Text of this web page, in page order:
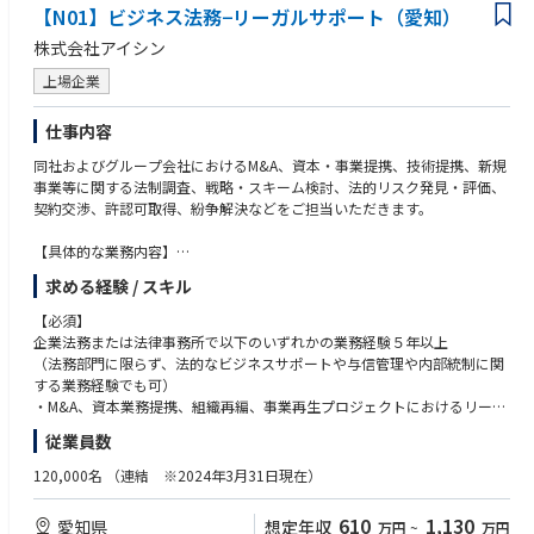
・洋上風力発電所の新規開発、運営を通して再生可能エネルギーの拡大に
貢献できます。
・洋上風力発電所の新規開発における投資評価、投資計画に携わることが
できます。
・開発の初期段階から経験を積むことが可能であり、将来的に、脱炭素社
会の実現に向けた様々な再生可能エネルギーの開発分野での活躍が期待で
きます。
・多数の企業と連携して開発を進めていくため、幅広い業界において人脈
を広げることができます。
●中部電力グループの再生可能エネルギー
https://www.chuden.co.jp/energy/renew/
●五島市沖洋上風力発電事業 海上風車組立作業を開始
https://www.chuden.co.jp/publicity/press/1209308_3273.html
●秋田県能代港における洋上風力発電プロジェクトの運転を開始
https://www.chuden.co.jp/publicity/press/1209897_3273.html
●中部電力グループが参画するコンソーシアムが一般海域における着床式
洋上風力3地点の発電事業者に国内で初めて選定
https://www.chuden.co.jp/energy/renew/topics/ctech.html
●NEDO「グリーンイノベーション基金事業（洋上風力発電の低コスト化
https://www.chuden.co.jp/energy/renew/topics/nedo.html
■注意事項
【N01】ビジネス法務−リーガルサポート（愛知）
株式会社アイシン
上場企業
仕事内容
同社およびグループ会社におけるM&A、資本・事業提携、技術提携、新規
事業等に関する法制調査、戦略・スキーム検討、法的リスク発見・評価、
契約交渉、許認可取得、紛争解決などをご担当いただきます。
【具体的な業務内容】
・国内外のM&A案件、資本・事業提携案件、組織再編、新規事業プロジェ
クトに関する法務業務全般
・上記以外の各種契約書の起案、交渉、締結
・経営陣との戦略的な議論・検討における高度専門的な法的サポートの提
供
・国内外の重要訴訟紛争・当局調査などへの対応・重大不正・不祥事事案
に関する初期対応、調査、分析評価、責任追及、社外対応、再発防止策立
【組織のミッション】
アイシングループ全体の健全かつ持続的な成長のため、「しっかり守っ
て、すばやく攻める」を掲げて、業務に取り組んでいます。
求める経験 / スキル
【必須】
企業法務または法律事務所で以下のいずれかの業務経験５年以上
（法務部門に限らず、法的なビジネスサポートや与信管理や内部統制に関
する業務経験でも可）
・M&A、資本業務提携、組織再編、事業再生プロジェクトにおけるリーガ
ル関連業務
・商事訴訟、紛争に関する対応業務
・弁護士資格、不正検査士、ビジネス実務法務検定1級など
従業員数
120,000名 （連結 ※2024年3月31日現在）
愛知県 想定年収 610 万円 ~ 1,130 万円